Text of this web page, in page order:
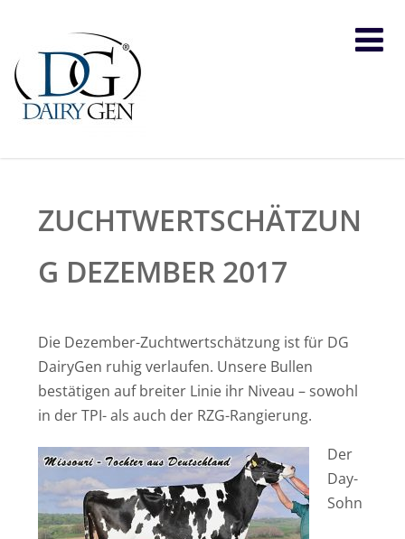
ZUCHTWERTSCHÄTZUN
G DEZEMBER 2017
Die Dezember-Zuchtwertschätzung ist für DG
DairyGen ruhig verlaufen. Unsere Bullen
bestätigen auf breiter Linie ihr Niveau – sowohl
in der TPI- als auch der RZG-Rangierung.
Der
Day-
Sohn